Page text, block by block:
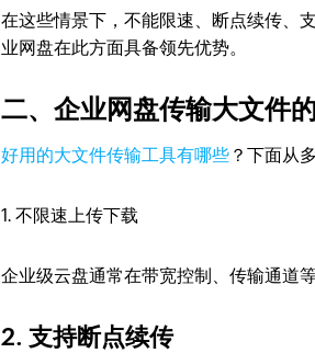
在这些情景下，不能限速、断点续传、
业网盘在此方面具备领先优势。
二、企业网盘传输大文件
好用的大文件传输工具有哪些 ？下面从
1. 不限速上传下载
企业级云盘通常在带宽控制、传输通道
2. 支持断点续传